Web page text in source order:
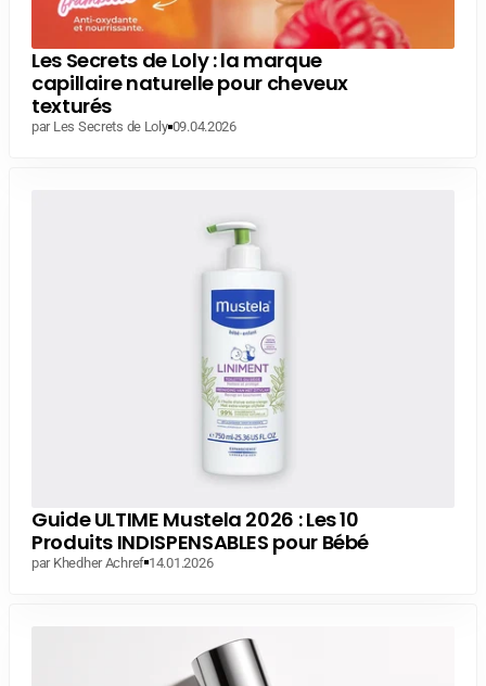
Les Secrets de Loly : la marque
capillaire naturelle pour cheveux
texturés
par Les Secrets de Loly 09.04.2026
Guide ULTIME Mustela 2026 : Les 10
Produits INDISPENSABLES pour Bébé
par Khedher Achref 14.01.2026